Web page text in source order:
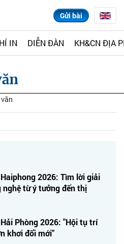
Gửi bài
IN DIỄN ĐÀN KH&CN ĐỊA
2026: Tìm lời giải
nghệ từ ý tưởng đến thị
Phòng 2026: "Hội tụ trí
khơi đổi mới"